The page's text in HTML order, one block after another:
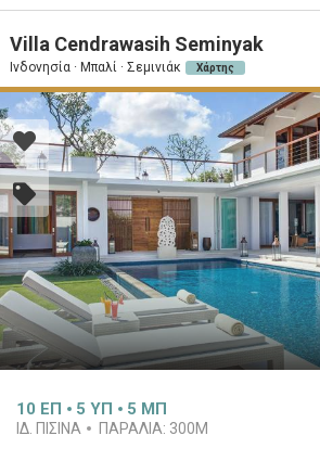
Villa Cendrawasih Seminyak
Ινδονησία · Μπαλί · Σεμινιάκ Χάρτης
10 ΕΠ 5 ΥΠ 5 ΜΠ
ΙΔ. ΠΙΣΊΝΑ ΠΑΡΑΛΊΑ: 300M